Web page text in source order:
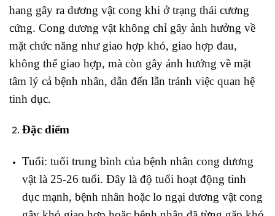
hang gây ra dương vật cong khi ở trạng thái cương
cứng. Cong dương vật không chỉ gây ảnh hưởng về
mặt chức năng như giao hợp khó, giao hợp đau,
không thể giao hợp, mà còn gây ảnh hưởng về mặt
tâm lý cả bệnh nhân, dẫn đến lẫn tránh việc quan hệ
tinh dục.
Đặc điểm
Tuổi: tuổi trung bình của bệnh nhân cong dương
vật là 25-26 tuổi. Đây là độ tuổi hoạt động tinh
dục mạnh, bệnh nhân hoặc lo ngại dương vật cong